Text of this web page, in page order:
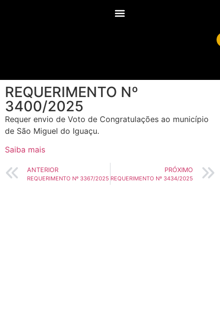
REQUERIMENTO Nº
3400/2025
Requer envio de Voto de Congratulações ao município
de São Miguel do Iguaçu.
Saiba mais
ANTERIOR
REQUERIMENTO Nº 3367/2025
PRÓXIMO
REQUERIMENTO Nº 3434/2025